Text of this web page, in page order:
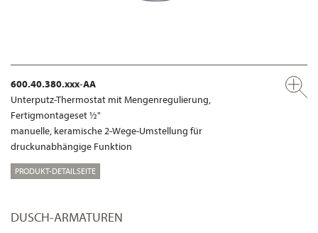
600.40.380.xxx-AA
Unterputz-Thermostat mit Mengenregulierung,
Fertigmontageset ½"
manuelle, keramische 2-Wege-Umstellung für
druckunabhängige Funktion
PRODUKT-DETAILSEITE
DUSCH-ARMATUREN